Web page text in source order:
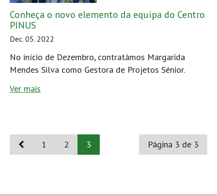
Conheça o novo elemento da equipa do Centro
PINUS
Dec. 05. 2022
No início de Dezembro, contratámos Margarida
Mendes Silva como Gestora de Projetos Sénior.
Ver mais
1 2 3 Página 3 de 3